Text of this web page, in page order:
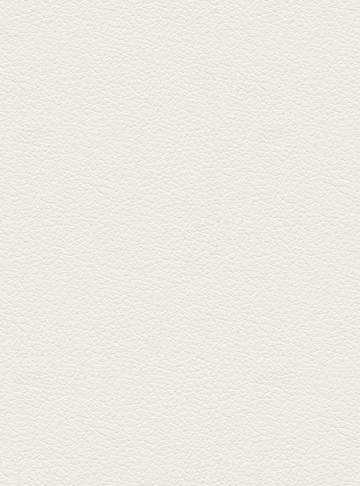
『富富飯店 新市街酒家』へ。２
階に...
2026年1月9日放送
酢だこ＆焼ぎょうざ
健軍で人吉の有名店のぎょうざ
を！『松龍軒健軍店』で、味わ
いの刻...
2025年12月19日放送
おばんざい三種盛＆麻婆
豆腐
東区月出『中華酒場アガレヤ』
は、スパイスが効いた一味違う
中華が...
2025年11月28日放送
ごま鯛＆牛すじ大根
名店揃いの並木坂ドルハウスビ
ルに今年生まれた新たな名店、
『家庭...
2025年11月7日放送
贅沢馬刺し盛合せ＆極上
馬肉しゃぶしゃぶ
籠町通り『熊本郷土料理 酒ト肴
もなか』で熊本県産の馬肉料理
を！...
2025年10月17日放送